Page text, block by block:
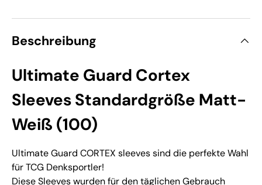
Beschreibung
Ultimate Guard Cortex
Sleeves Standardgröße Matt-
Weiß (100)
Ultimate Guard CORTEX sleeves sind die perfekte Wahl
für TCG Denksportler!
Diese Sleeves wurden für den täglichen Gebrauch